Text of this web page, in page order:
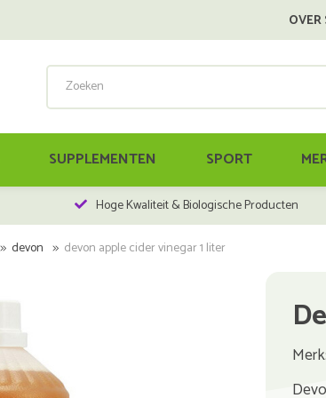
OVER
SUPPLEMENTEN SPORT
Hoge Kwaliteit & Biologische Producten
devon devon apple cider vinegar 1 liter
Merk: